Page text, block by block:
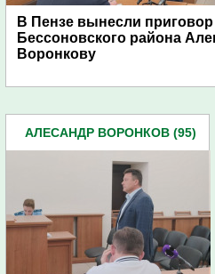
В Пензе вынесли приговор
Бессоновского района
Воронкову
АЛЕСАНДР ВОРОНКОВ (95)